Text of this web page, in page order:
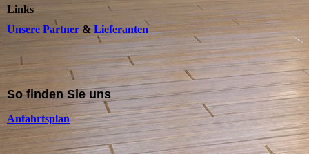
Links
Unsere Partner & Lieferanten
So finden Sie uns
Anfahrtsplan